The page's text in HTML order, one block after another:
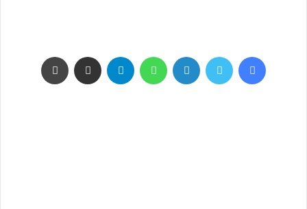
فيسبوك تويتر لينكدإن واتساب تيلقرام مشاركة عبر البريد